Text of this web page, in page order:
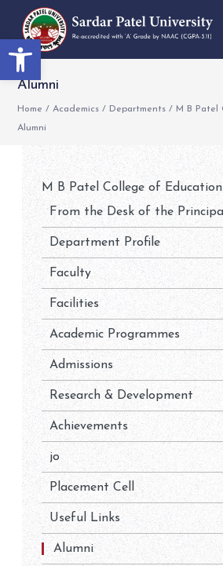
Open toolbar
Alumni
Home / Academics / Departments / M B Patel
Alumni
M B Patel College of Education
From the Desk of the Principal
Department Profile
Faculty
Facilities
Academic Programmes
Admissions
Research & Development
Achievements
jo
Placement Cell
Useful Links
Alumni